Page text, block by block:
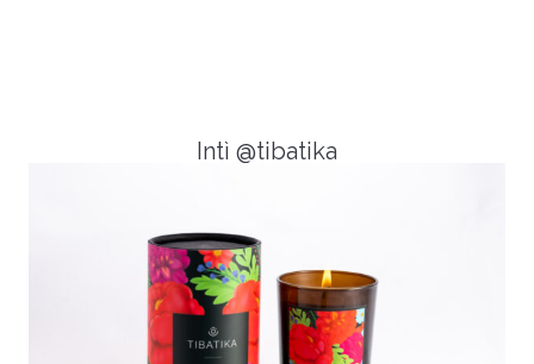
Intì @tibatika